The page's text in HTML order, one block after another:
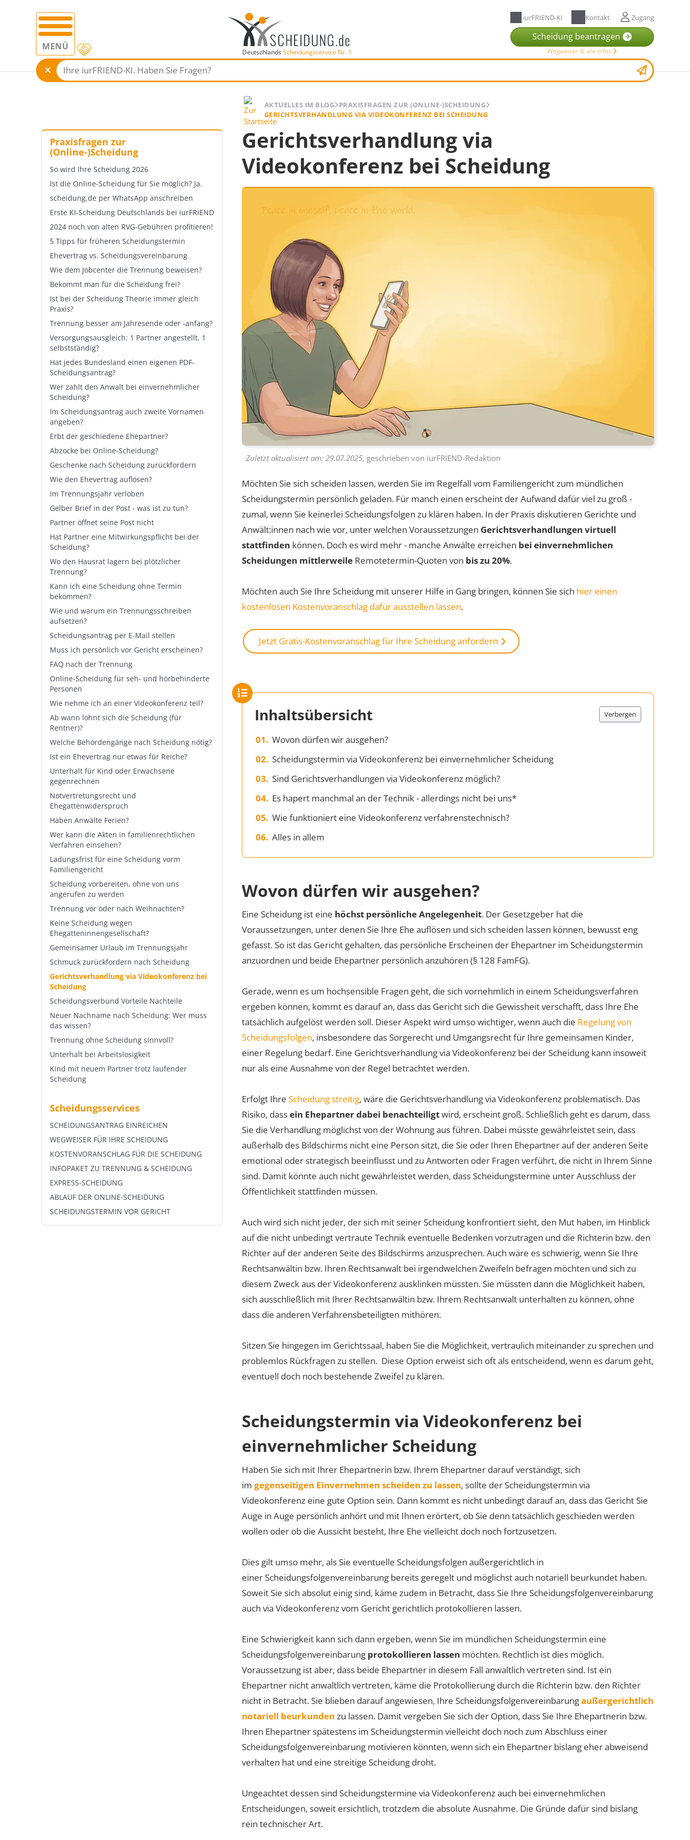
MENÜ DeutschlandsScheidungsservice Nr. 1
iurFRIEND-KI Kontakt Zugang
Scheidung beantragen
Wegweiser & alle Infos
AKTUELLES IM BLOG PRAXISFRAGEN ZUR (ONLINE-)SCHEIDUNG
GERICHTSVERHANDLUNG VIA VIDEOKONFERENZ BEI SCHEIDUNG
Praxisfragen zur
(Online-)Scheidung
So wird Ihre Scheidung 2026
Ist die Online-Scheidung für Sie möglich? Ja.
scheidung.de per WhatsApp anschreiben
Erste KI-Scheidung Deutschlands bei iurFRIEND
2024 noch von alten RVG-Gebühren profitieren!
5 Tipps für früheren Scheidungstermin
Ehevertrag vs. Scheidungsvereinbarung
Wie dem Jobcenter die Trennung beweisen?
Bekommt man für die Scheidung frei?
Ist bei der Scheidung Theorie immer gleich
Praxis?
Trennung besser am Jahresende oder -anfang?
Versorgungsausgleich: 1 Partner angestellt, 1
selbstständig?
Hat jedes Bundesland einen eigenen PDF-
Scheidungsantrag?
Wer zahlt den Anwalt bei einvernehmlicher
Scheidung?
Im Scheidungsantrag auch zweite Vornamen
angeben?
Erbt der geschiedene Ehepartner?
Abzocke bei Online-Scheidung?
Geschenke nach Scheidung zurückfordern
Wie den Ehevertrag auflösen?
Im Trennungsjahr verloben
Gelber Brief in der Post - was ist zu tun?
Partner öffnet seine Post nicht
Hat Partner eine Mitwirkungspflicht bei der
Scheidung?
Wo den Hausrat lagern bei plötzlicher
Trennung?
Kann ich eine Scheidung ohne Termin
bekommen?
Wie und warum ein Trennungsschreiben
aufsetzen?
Scheidungsantrag per E-Mail stellen
Muss ich persönlich vor Gericht erscheinen?
FAQ nach der Trennung
Online-Scheidung für seh- und hörbehinderte
Personen
Wie nehme ich an einer Videokonferenz teil?
Ab wann lohnt sich die Scheidung (für
Rentner)?
Welche Behördengänge nach Scheidung nötig?
Ist ein Ehevertrag nur etwas für Reiche?
Unterhalt für Kind oder Erwachsene
gegenrechnen
Notvertretungsrecht und
Ehegattenwiderspruch
Haben Anwälte Ferien?
Wer kann die Akten in familienrechtlichen
Verfahren einsehen?
Ladungsfrist für eine Scheidung vorm
Familiengericht
Scheidung vorbereiten, ohne von uns
angerufen zu werden
Trennung vor oder nach Weihnachten?
Keine Scheidung wegen
Ehegatteninnengesellschaft?
Gemeinsamer Urlaub im Trennungsjahr
Schmuck zurückfordern nach Scheidung
Gerichtsverhandlung via Videokonferenz bei
Scheidung
Scheidungsverbund Vorteile Nachteile
Neuer Nachname nach Scheidung: Wer muss
das wissen?
Trennung ohne Scheidung sinnvoll?
Unterhalt bei Arbeitslosigkeit
Kind mit neuem Partner trotz laufender
Scheidung
Scheidungsservices
SCHEIDUNGSANTRAG EINREICHEN
WEGWEISER FÜR IHRE SCHEIDUNG
KOSTENVORANSCHLAG FÜR DIE SCHEIDUNG
INFOPAKET ZU TRENNUNG & SCHEIDUNG
EXPRESS-SCHEIDUNG
ABLAUF DER ONLINE-SCHEIDUNG
SCHEIDUNGSTERMIN VOR GERICHT
Gerichtsverhandlung via
Videokonferenz bei Scheidung
Zuletzt aktualisiert am:29.07.2025, geschrieben von iurFRIEND-Redaktion
Möchten Sie sich scheiden lassen, werden Sie im Regelfall vom Familiengericht zum mündlichen
Scheidungstermin persönlich geladen. Für manch einen erscheint der Aufwand dafür viel zu groß -
zumal, wenn Sie keinerlei Scheidungsfolgen zu klären haben. In der Praxis diskutieren Gerichte und
Anwält:innen nach wie vor, unter welchen Voraussetzungen Gerichtsverhandlungen virtuell
stattfinden können. Doch es wird mehr - manche Anwälte erreichen bei einvernehmlichen
Scheidungen mittlerweile Remotetermin-Quoten von bis zu 20%.
Möchten auch Sie Ihre Scheidung mit unserer Hilfe in Gang bringen, können Sie sich hier einen
kostenlosen Kostenvoranschlag dafür ausstellen lassen.
Jetzt Gratis-Kostenvoranschlag für Ihre Scheidung anfordern
Inhaltsübersicht Verbergen
Wovon dürfen wir ausgehen?
Scheidungstermin via Videokonferenz bei einvernehmlicher Scheidung
Sind Gerichtsverhandlungen via Videokonferenz möglich?
Es hapert manchmal an der Technik - allerdings nicht bei uns*
Wie funktioniert eine Videokonferenz verfahrenstechnisch?
Alles in allem
Wovon dürfen wir ausgehen?
Eine Scheidung ist eine höchst persönliche Angelegenheit. Der Gesetzgeber hat die
Voraussetzungen, unter denen Sie Ihre Ehe auflösen und sich scheiden lassen können, bewusst eng
gefasst. So ist das Gericht gehalten, das persönliche Erscheinen der Ehepartner im Scheidungstermin
anzuordnen und beide Ehepartner persönlich anzuhören (§ 128 FamFG).
Gerade, wenn es um hochsensible Fragen geht, die sich vornehmlich in einem Scheidungsverfahren
ergeben können, kommt es darauf an, dass das Gericht sich die Gewissheit verschafft, dass Ihre Ehe
tatsächlich aufgelöst werden soll. Dieser Aspekt wird umso wichtiger, wenn auch die Regelung von
Scheidungsfolgen, insbesondere das Sorgerecht und Umgangsrecht für Ihre gemeinsamen Kinder,
einer Regelung bedarf. Eine Gerichtsverhandlung via Videokonferenz bei der Scheidung kann insoweit
nur als eine Ausnahme von der Regel betrachtet werden.
Erfolgt IhreScheidung streitig, wäre die Gerichtsverhandlung via Videokonferenz problematisch. Das
Risiko, dassein Ehepartner dabei benachteiligtwird, erscheint groß. Schließlich geht es darum, dass
Sie die Verhandlung möglichst von der Wohnung aus führen. Dabei müsste gewährleistet sein, dass
außerhalb des Bildschirms nicht eine Person sitzt, die Sie oder Ihren Ehepartner auf der anderen Seite
emotional oder strategisch beeinflusst und zu Antworten oder Fragen verführt, die nicht in Ihrem Sinne
sind. Damit könnte auch nicht gewährleistet werden, dass Scheidungstermine unter Ausschluss der
Öffentlichkeit stattfinden müssen.
Auch wird sich nicht jeder, der sich mit seiner Scheidung konfrontiert sieht, den Mut haben, im Hinblick
auf die nicht unbedingt vertraute Technik eventuelle Bedenken vorzutragen und die Richterin bzw. den
Richter auf der anderen Seite des Bildschirms anzusprechen. Auch wäre es schwierig, wenn Sie Ihre
Rechtsanwältin bzw. Ihren Rechtsanwalt bei irgendwelchen Zweifeln befragen möchten und sich zu
diesem Zweck aus der Videokonferenz ausklinken müssten. Sie müssten dann die Möglichkeit haben,
sich ausschließlich mit Ihrer Rechtsanwältin bzw. Ihrem Rechtsanwalt unterhalten zu können, ohne
dass die anderen Verfahrensbeteiligten mithören.
Sitzen Sie hingegen im Gerichtssaal, haben Sie die Möglichkeit, vertraulich miteinander zu sprechen und
problemlos Rückfragen zu stellen. Diese Option erweist sich oft als entscheidend, wenn es darum geht,
eventuell doch noch bestehende Zweifel zu klären.
Scheidungstermin via Videokonferenz bei
einvernehmlicher Scheidung
Haben Sie sich mit Ihrer Ehepartnerin bzw. Ihrem Ehepartner darauf verständigt, sich
imgegenseitigen Einvernehmen scheiden zu lassen, sollte der Scheidungstermin via
Videokonferenz eine gute Option sein. Dann kommt es nicht unbedingt darauf an, dass das Gericht Sie
Auge in Auge persönlich anhört und mit Ihnen erörtert, ob Sie denn tatsächlich geschieden werden
wollen oder ob die Aussicht besteht, Ihre Ehe vielleicht doch noch fortzusetzen.
Dies gilt umso mehr, als Sie eventuelle Scheidungsfolgen außergerichtlich in
einer Scheidungsfolgenvereinbarung bereits geregelt und möglichst auch notariell beurkundet haben.
Soweit Sie sich absolut einig sind, käme zudem in Betracht, dass Sie Ihre Scheidungsfolgenvereinbarung
auch via Videokonferenz vom Gericht gerichtlich protokollieren lassen.
Eine Schwierigkeit kann sich dann ergeben, wenn Sie im mündlichen Scheidungstermin eine
Scheidungsfolgenvereinbarung protokollieren lassen möchten. Rechtlich ist dies möglich.
Voraussetzung ist aber, dass beide Ehepartner in diesem Fall anwaltlich vertreten sind. Ist ein
Ehepartner nicht anwaltlich vertreten, käme die Protokollierung durch die Richterin bzw. den Richter
nicht in Betracht. Sie blieben darauf angewiesen, Ihre Scheidungsfolgenvereinbarungaußergerichtlich
notariell beurkunden zu lassen. Damit vergeben Sie sich der Option, dass Sie Ihre Ehepartnerin bzw.
Ihren Ehepartner spätestens im Scheidungstermin vielleicht doch noch zum Abschluss einer
Scheidungsfolgenvereinbarung motivieren könnten, wenn sich ein Ehepartner bislang eher abweisend
verhalten hat und eine streitige Scheidung droht.
Ungeachtet dessen sind Scheidungstermine via Videokonferenz auch bei einvernehmlichen
Entscheidungen, soweit ersichtlich, trotzdem die absolute Ausnahme. Die Gründe dafür sind bislang
rein technischer Art.